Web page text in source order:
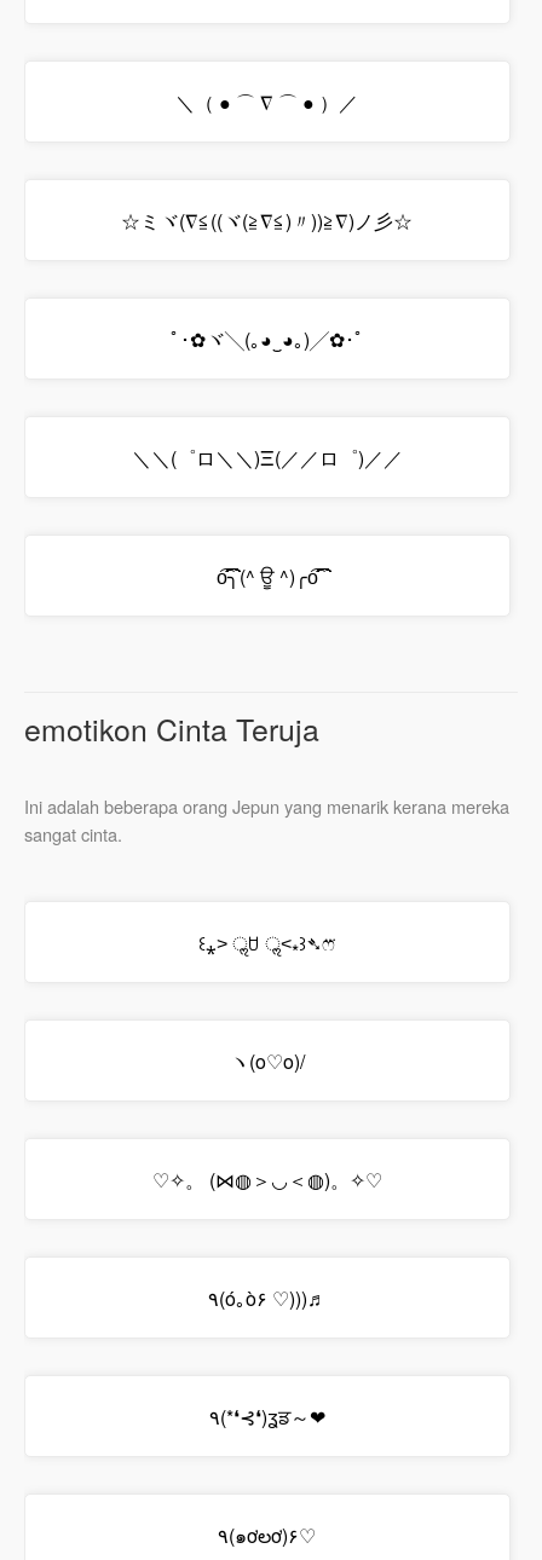
＼（ ● ⌒ ∇ ⌒ ● ）／
☆ミヾ(∇≦((ヾ(≧∇≦)〃))≧∇)ノ彡☆
ﾟ･✿ヾ╲(｡◕‿◕｡)╱✿･ﾟ
＼＼(゜ロ＼＼)Ξ(／／ロ゜)／／
o͡͡͡͡͡͡͡͡͡͡͡͡͡͡╮(^ ਊ ^)╭o͡͡͡͡͡͡͡͡͡͡͡͡͡͡
emotikon Cinta Teruja
Ini adalah beberapa orang Jepun yang menarik kerana mereka
sangat cinta.
꒰⁎˃ ॢꇴ ॢ˂⁎꒱➴ෆ⃛
ヽ(o♡o)/
♡✧。 (⋈◍＞◡＜◍)。✧♡
٩(ó｡ò۶ ♡)))♬
٩(*❛⊰❛)ʓਡ～❤
٩(๑ơలơ)۶♡